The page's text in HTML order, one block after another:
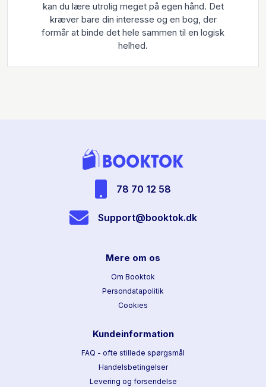
kan du lære utrolig meget på egen hånd. Det
kræver bare din interesse og en bog, der
formår at binde det hele sammen til en logisk
helhed.
78 70 12 58
Support@booktok.dk
Mere om os
Om Booktok
Persondatapolitik
Cookies
Kundeinformation
FAQ - ofte stillede spørgsmål
Handelsbetingelser
Levering og forsendelse